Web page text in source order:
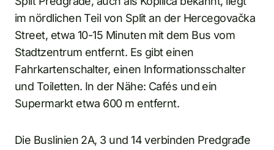
im nördlichen Teil von Split an der Hercegovačka
Street, etwa 10-15 Minuten mit dem Bus vom
Stadtzentrum entfernt. Es gibt einen
Fahrkartenschalter, einen Informationsschalter
und Toiletten. In der Nähe: Cafés und ein
Supermarkt etwa 600 m entfernt.
Die Buslinien 2A, 3 und 14 verbinden Predgrađe